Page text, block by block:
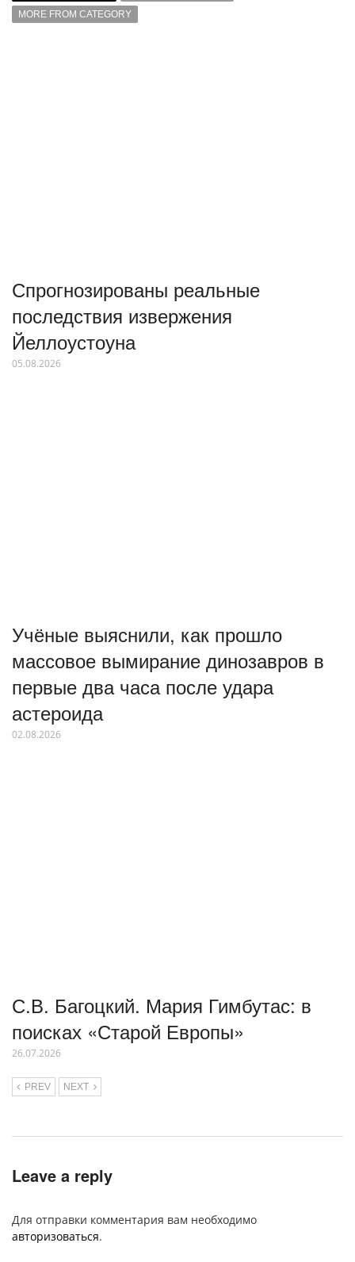
MORE FROM CATEGORY
Спрогнозированы реальные
последствия извержения
Йеллоустоуна
05.08.2026
Учёные выяснили, как прошло
массовое вымирание динозавров в
первые два часа после удара
астероида
02.08.2026
С.В. Багоцкий. Мария Гимбутас: в
поисках «Старой Европы»
26.07.2026
PREV NEXT
Leave a reply
Для отправки комментария вам необходимо
авторизоваться.